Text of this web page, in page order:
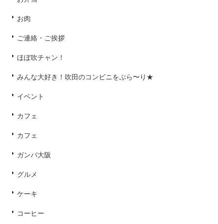
お肉
ご連絡・ご挨拶
ほぼ吹チャン！
みんな大好き！吹田のコンビニをぶら〜り★
イベント
カフェ
カフェ
ガンバ大阪
グルメ
ケーキ
コーヒー